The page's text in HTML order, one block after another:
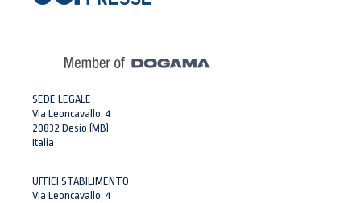
SEDE LEGALE
Via Leoncavallo, 4
20832 Desio (MB)
Italia
UFFICI STABILIMENTO
Via Leoncavallo, 4